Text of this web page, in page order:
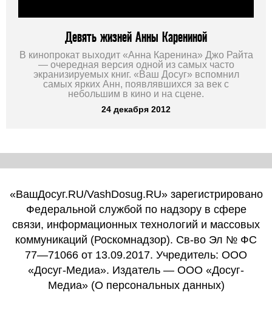
Девять жизней Анны Карениной
В кинопрокат выходит «Анна Каренина» Джо Райта
— очередная версия одной из самых часто
экранизируемых книг. «Ваш Досуг» вспомнил
самых ярких Анн, появлявшихся за век с
небольшим в кино и на сцене.
24 декабря 2012
«ВашДосуг.RU/VashDosug.RU» зарегистрировано
Федеральной службой по надзору в сфере
связи, информационных технологий и массовых
коммуникаций (Роскомнадзор). Св-во Эл № ФС
77—71066 от 13.09.2017. Учредитель: ООО
«Досуг-Медиа». Издатель — ООО «Досуг-
Медиа» (О персональных данных)